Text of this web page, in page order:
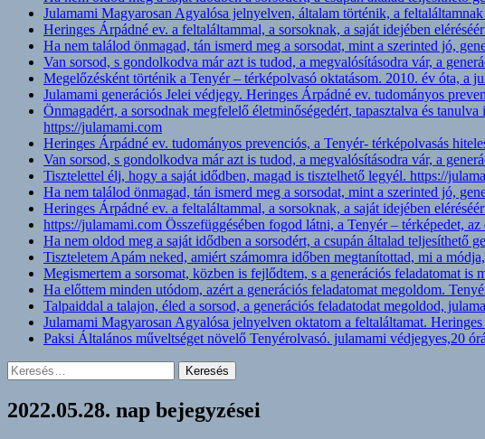
Julamami Magyarosan Agyalósa jelnyelven, általam történik, a
Heringes Árpádné ev. a feltaláltammal, a sorsoknak, a saját idejében
Ha nem találod önmagad, tán ismerd meg a sorsodat, mint a szerinted jó,
Van sorsod, s gondolkodva már azt is tudod, a megvalósításodra vár, a
Megelőzésként történik a Tenyér – térképolvasó oktatásom. 2010. év óta, a
Julamami generációs Jelei védjegy. Heringes Árpádné ev. tudományos
Önmagadért, a sorsodnak megfelelő életminőségedért, tapasztalva és
https://julamami.com
Heringes Árpádné ev. tudományos prevenciós, a Tenyér- térképolvasás
Van sorsod, s gondolkodva már azt is tudod, a megvalósításodra vár, a
Tisztelettel élj, hogy a saját idődben, magad is tisztelhető legyél. https://
Ha nem találod önmagad, tán ismerd meg a sorsodat, mint a szerinted jó,
Heringes Árpádné ev. a feltaláltammal, a sorsoknak, a saját idejében
https://julamami.com Összefüggésében fogod látni, a Tenyér – térképedet,
Ha nem oldod meg a saját idődben a sorsodért, a csupán általad
Tiszteletem Apám neked, amiért számomra időben megtanítottad, mi a
Megismertem a sorsomat, közben is fejlődtem, s a generációs feladatomat
Ha előttem minden utódom, azért a generációs feladatomat megoldom.
Talpaiddal a talajon, éled a sorsod, a generációs feladatodat megoldod,
Julamami Magyarosan Agyalósa jelnyelven oktatom a feltaláltamat.
Paksi Általános műveltséget növelő Tenyérolvasó. julamami védjegyes,20
Keresés:
2022.05.28. nap bejegyzései